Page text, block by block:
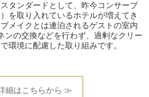
タンダードとして、昨今コンサーブ
を取り入れているホテルが増えてき
メイクとは連泊されるゲストの室内
ンの交換などを行わず、過剰なクリー
環境に配慮した取り組みです。
細はこちらから ≫